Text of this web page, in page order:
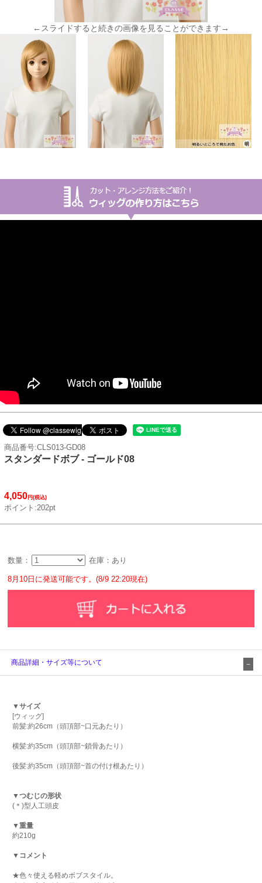
←スライドすると続きの画像を見ることができます→
商品番号:CLS013-GD08
スタンダードボブ - ゴールド08
4,050円(税込)
ポイント:202pt
数量： 在庫：あり
8月10日に発送可能です。(8/9 22:20現在)
商品詳細・サイズ等について
▼サイズ
[ウィッグ]
前髪:約26cm（頭頂部~口元あたり）
横髪:約35cm（頭頂部~鎖骨あたり）
後髪:約35cm（頭頂部~首の付け根あたり）
▼つむじの形状
(＊)型人工頭皮
▼重量
約210g
▼コメント
★色々使える軽めボブスタイル。